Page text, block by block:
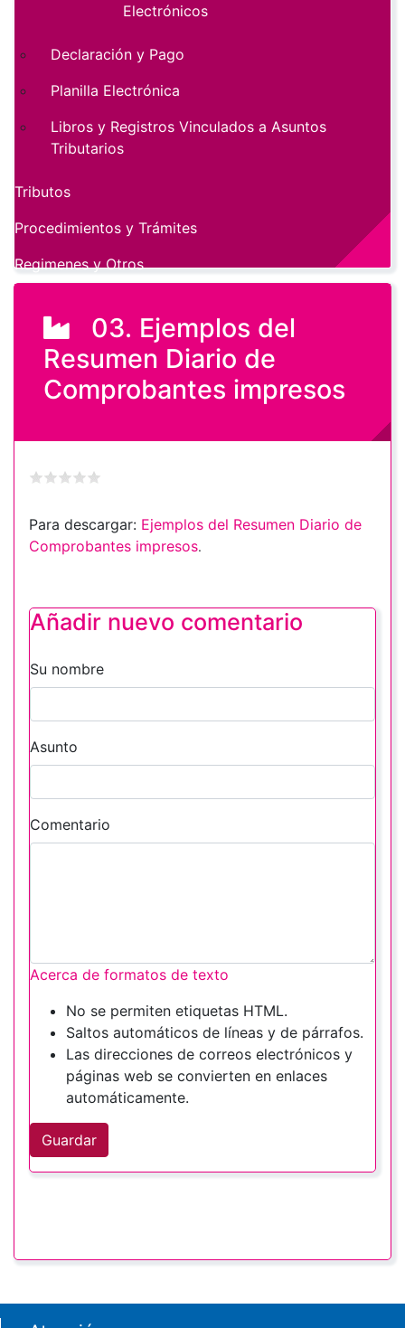
03. Ejemplos del
Resumen Diario de
Comprobantes impresos
Para descargar: Ejemplos del Resumen Diario de
Comprobantes impresos.
Añadir nuevo comentario
Su nombre
Asunto
Comentario
Acerca de formatos de texto
No se permiten etiquetas HTML.
Saltos automáticos de líneas y de párrafos.
Las direcciones de correos electrónicos y
páginas web se convierten en enlaces
automáticamente.
Guardar
Electrónicos
Declaración y Pago
Planilla Electrónica
Libros y Registros Vinculados a Asuntos
Tributarios
Tributos
Procedimientos y Trámites
Regimenes y Otros